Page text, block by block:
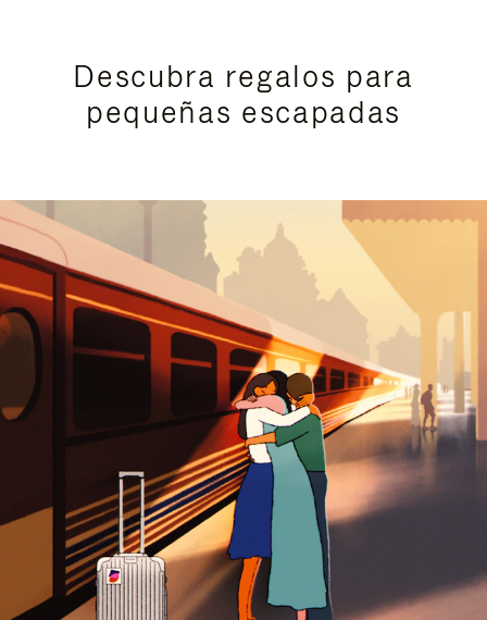
Descubra regalos para
pequeñas escapadas